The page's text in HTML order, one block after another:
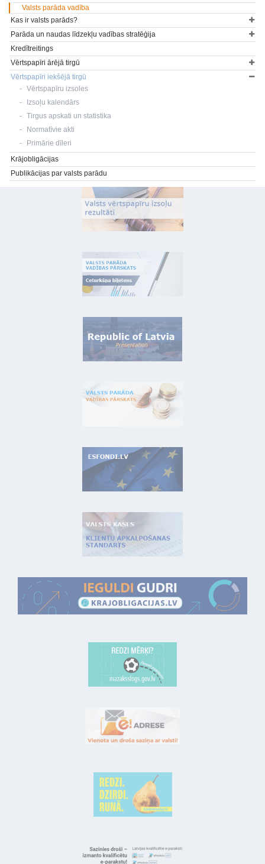
Valsts parāda vadība
Kas ir valsts parāds?
Parāda un naudas līdzekļu vadības stratēģija
Kredītreitings
Vērtspapīri ārējā tirgū
Vērtspapīri iekšējā tirgū
Vērtspapīru izsoles
Izsoļu kalendārs
Tirgus apskati un statistika
Normatīvie akti
Primārie dīleri
Krājobligācijas
Publikācijas par valsts parādu